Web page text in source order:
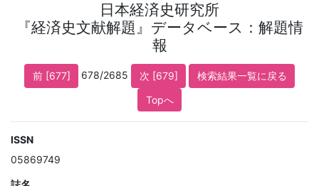
日本経済史研究所
『経済史文献解題』データベース：解題情
報
前 [677] 678/2685 次 [679]
検索結果一覧に戻る
Topへ
ISSN
05869749